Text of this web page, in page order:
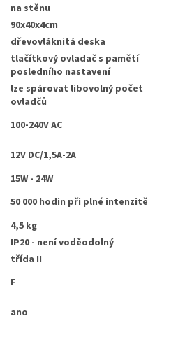
na stěnu
90x40x4cm
dřevovláknitá deska
tlačítkový ovladač s pamětí
posledního nastavení
lze spárovat libovolný počet
ovladčů
100-240V AC
12V DC/1,5A-2A
15W - 24W
50 000 hodin při plné intenzitě
4,5 kg
IP20 - není voděodolný
třída II
F
ano